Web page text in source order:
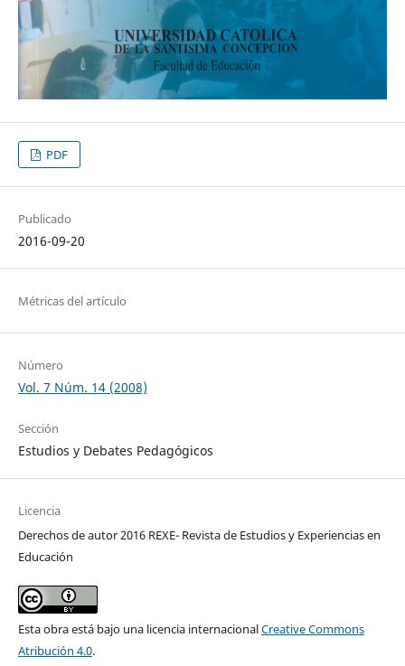
PDF
Publicado
2016-09-20
Métricas del artículo
Número
Vol. 7 Núm. 14 (2008)
Sección
Estudios y Debates Pedagógicos
Licencia
Derechos de autor 2016 REXE- Revista de Estudios y Experiencias en
Educación
Esta obra está bajo una licencia internacionalCreative Commons
Atribución 4.0.